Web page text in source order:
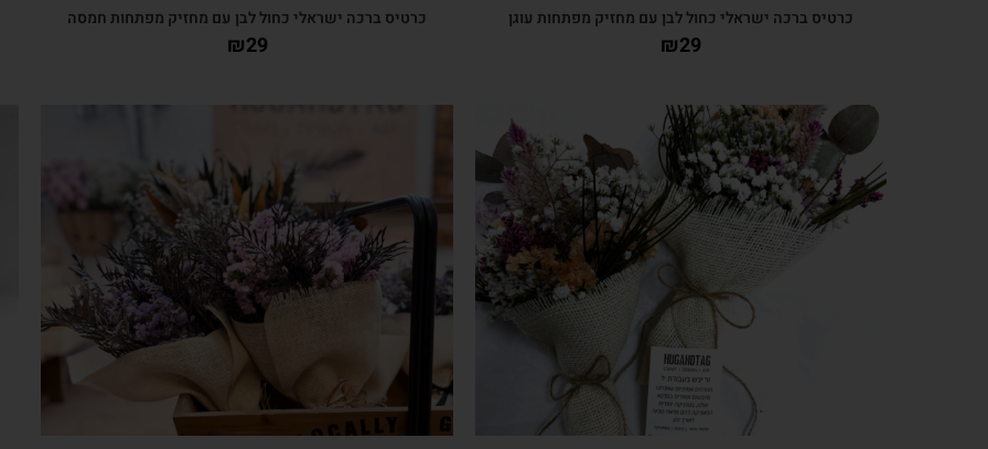
כרטיס ברכה ישראלי כחול לבן עם מחזיק מפתחות עוגן
₪29
כרטיס ברכה ישראלי כחול לבן עם מחזיק מפתחות חמסה
₪29
צפייה מהירה צפייה מהירה